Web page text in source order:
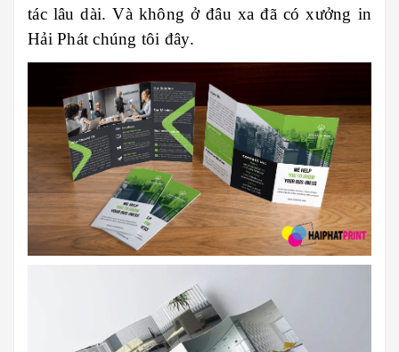
tác lâu dài. Và không ở đâu xa đã có xưởng in
Hải Phát chúng tôi đây.